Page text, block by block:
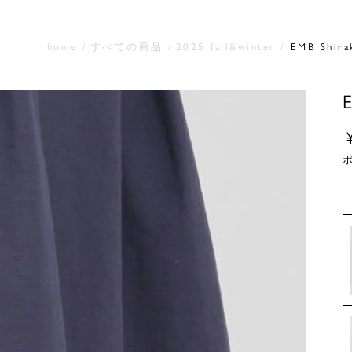
home すべての商品 2025 fall&winter EMB